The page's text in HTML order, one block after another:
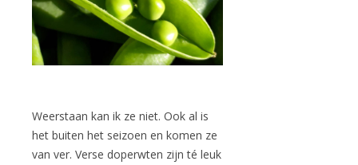
Weerstaan kan ik ze niet. Ook al is
het buiten het seizoen en komen ze
van ver. Verse doperwten zijn té leuk